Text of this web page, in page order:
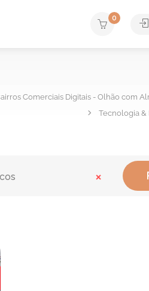
0
Comerciais Digitais - Olhão com
Tecnologia
×